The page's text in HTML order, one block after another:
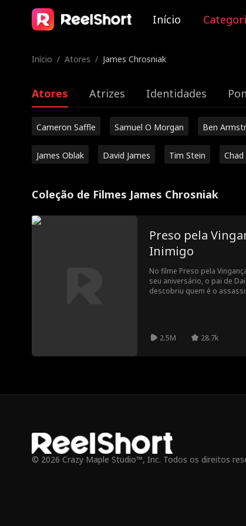
Início
Início / Atores / James Chrosniak
Atores Atrizes Identidades
Cameron Saffle Samuel O Morgan Ben
James Oblak David James Tim Stein Chad
Coleção de Filmes James Chrosniak
Preso pela
Inimigo
No filme Preso pela
seu aniversário, o pai de
descobriu quem é o
2.5M
28.7k
© 2026 Crazy Maple Studio™, Inc. Todos os direitos